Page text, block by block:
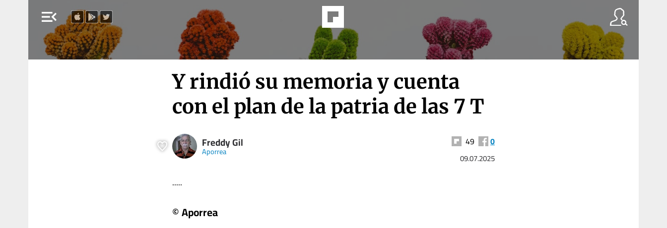
menu_open
Y rindió su memoria y cuenta
con el plan de la patria de las 7 T
Freddy Gil
Aporrea
49 0
09.07.2025
.....
© Aporrea